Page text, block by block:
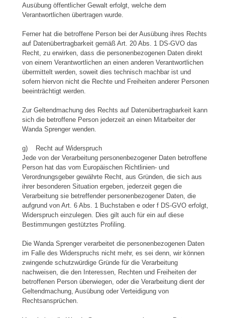
Ausübung öffentlicher Gewalt erfolgt, welche dem
Verantwortlichen übertragen wurde.
Ferner hat die betroffene Person bei der Ausübung ihres Rechts
auf Datenübertragbarkeit gemäß Art. 20 Abs. 1 DS-GVO das
Recht, zu erwirken, dass die personenbezogenen Daten direkt
von einem Verantwortlichen an einen anderen Verantwortlichen
übermittelt werden, soweit dies technisch machbar ist und
sofern hiervon nicht die Rechte und Freiheiten anderer Personen
beeinträchtigt werden.
Zur Geltendmachung des Rechts auf Datenübertragbarkeit kann
sich die betroffene Person jederzeit an einen Mitarbeiter der
Wanda Sprenger wenden.
g) Recht auf Widerspruch
Jede von der Verarbeitung personenbezogener Daten betroffene
Person hat das vom Europäischen Richtlinien- und
Verordnungsgeber gewährte Recht, aus Gründen, die sich aus
ihrer besonderen Situation ergeben, jederzeit gegen die
Verarbeitung sie betreffender personenbezogener Daten, die
aufgrund von Art. 6 Abs. 1 Buchstaben e oder f DS-GVO erfolgt,
Widerspruch einzulegen. Dies gilt auch für ein auf diese
Bestimmungen gestütztes Profiling.
Die Wanda Sprenger verarbeitet die personenbezogenen Daten
im Falle des Widerspruchs nicht mehr, es sei denn, wir können
zwingende schutzwürdige Gründe für die Verarbeitung
nachweisen, die den Interessen, Rechten und Freiheiten der
betroffenen Person überwiegen, oder die Verarbeitung dient der
Geltendmachung, Ausübung oder Verteidigung von
Rechtsansprüchen.